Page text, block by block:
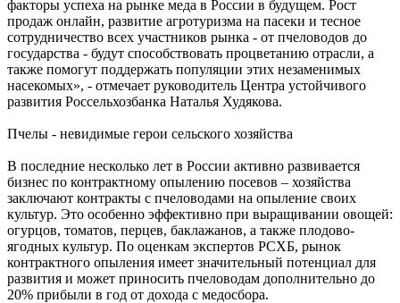
факторы успеха на рынке меда в России в будущем. Рост
продаж онлайн, развитие агротуризма на пасеки и тесное
сотрудничество всех участников рынка - от пчеловодов до
государства - будут способствовать процветанию отрасли, а
также помогут поддержать популяции этих незаменимых
насекомых», - отмечает руководитель Центра устойчивого
развития Россельхозбанка Наталья Худякова.
Пчелы - невидимые герои сельского хозяйства
В последние несколько лет в России активно развивается
бизнес по контрактному опылению посевов – хозяйства
заключают контракты с пчеловодами на опыление своих
культур. Это особенно эффективно при выращивании овощей:
огурцов, томатов, перцев, баклажанов, а также плодово-
ягодных культур. По оценкам экспертов РСХБ, рынок
контрактного опыления имеет значительный потенциал для
развития и может приносить пчеловодам дополнительно до
20% прибыли в год от дохода с медосбора.